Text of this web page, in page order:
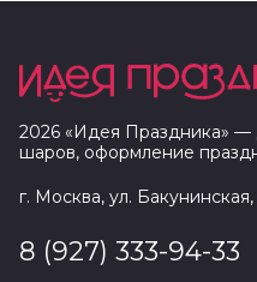
2026 «Идея Праздника» —
шаров, оформление
г. Москва, ул. Бакунинская,
8 (927) 333-94-33